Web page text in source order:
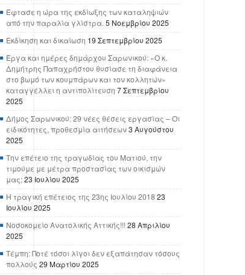
Έφτασε η ώρα της εκδίωξης των καταληψιών
από την παραλία γλίστρα. 5 Νοεμβρίου 2025
Εκδίκηση και δικαίωση 19 Σεπτεμβρίου 2025
Έργα και ημέρες δημάρχου Σαρωνικού: «Ο κ.
Δημήτρης Παπαχρήστου θυσίασε τη διαφάνεια
στο βωμό των κουμπάρων και τον κολλητών»
καταγγέλλει η αντιπολίτευση 7 Σεπτεμβρίου
2025
Δήμος Σαρωνικού: 29 νέες θέσεις εργασίας – Οι
ειδικότητες, προθεσμία αιτήσεων3 Αυγούστου
2025
Την επέτειο της τραγωδίας του Ματιού, την
τιμούμε με μέτρα προστασίας των οικισμών
μας;23 Ιουλίου 2025
Η τραγική επέτειος της 23ης Ιουλίου 2018 23
Ιουλίου 2025
Νοσοκομείο Ανατολικής Αττικής!!! 28 Απριλίου
2025
Τέμπη: Ποτέ τόσοι λίγοι δεν εξαπάτησαν τόσους
πολλούς 29 Μαρτίου 2025